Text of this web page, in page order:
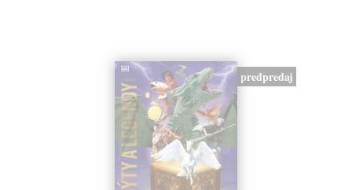
predpredaj